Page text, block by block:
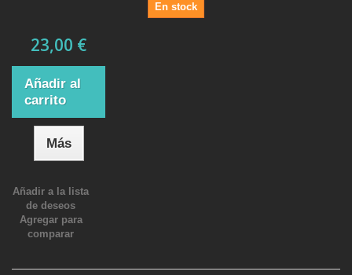
En stock
23,00 €
Añadir al
carrito
Más
Añadir a la lista
de deseos
Agregar para
comparar